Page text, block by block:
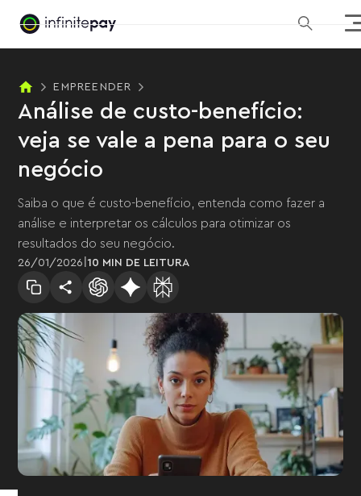
EMPREENDER
Análise de custo-benefício:
veja se vale a pena para o seu
negócio
Saiba o que é custo-benefício, entenda como fazer a
análise e interpretar os cálculos para otimizar os
resultados do seu negócio.
26 /01 /2026 10 MIN DE LEITURA